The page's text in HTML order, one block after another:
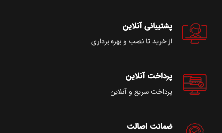
پشتیبانی آنلاین
از خرید تا نصب و بهره برداری
پرداخت آنلاین
پرداخت سریع و آنلاین
ضمانت اصالت